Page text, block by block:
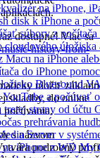
na iPhone,
disk k iPhone a
súbory z
na iPhone
do iPhone
Bluesound
a počúvať
strany od účtu
prehrávania
Server v
iPhone z WD My
dostupné! Viac sa
history-from-
uložiť
skladby, do online
počúvania.
s názvom
podrobný